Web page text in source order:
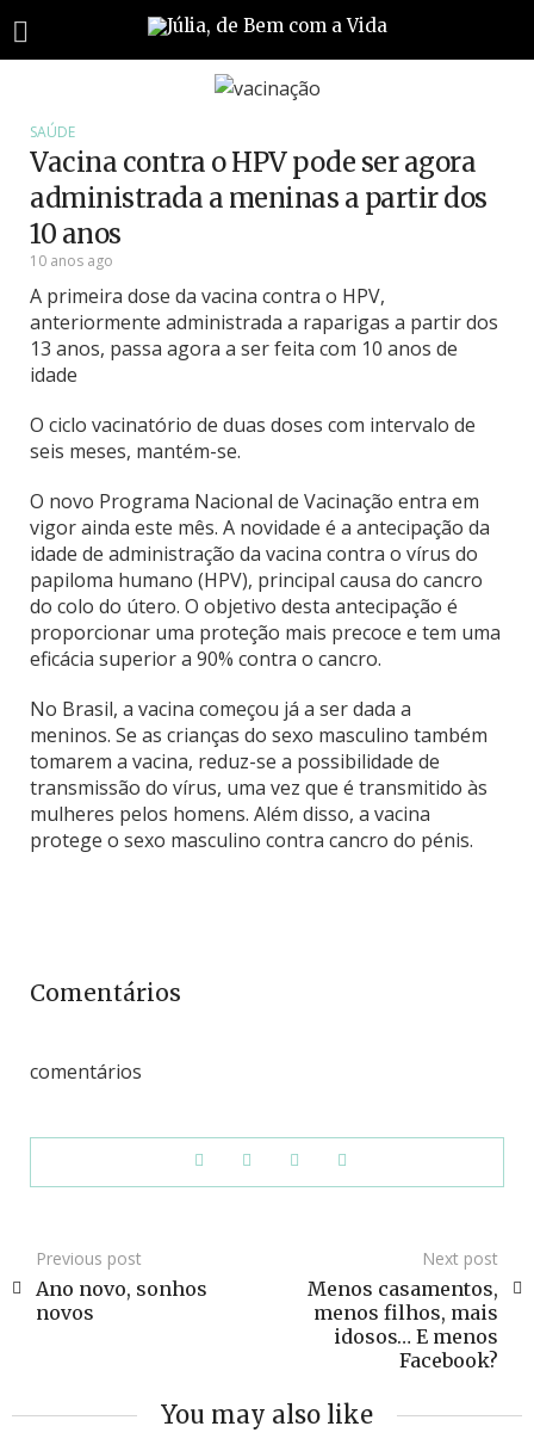
SAÚDE
Vacina contra o HPV pode ser agora
administrada a meninas a partir dos
10 anos
10 anos ago
A primeira dose da vacina contra o HPV,
anteriormente administrada a raparigas a partir dos
13 anos, passa agora a ser feita com 10 anos de
idade
O ciclo vacinatório de duas doses com intervalo de
seis meses, mantém-se.
O novo Programa Nacional de Vacinação entra em
vigor ainda este mês. A novidade é a antecipação da
idade de administração da vacina contra o vírus do
papiloma humano (HPV), principal causa do cancro
do colo do útero. O objetivo desta antecipação é
proporcionar uma proteção mais precoce e tem uma
eficácia superior a 90% contra o cancro.
No Brasil, a vacina começou já a ser dada a
meninos. Se as crianças do sexo masculino também
tomarem a vacina, reduz-se a possibilidade de
transmissão do vírus, uma vez que é transmitido às
mulheres pelos homens. Além disso, a vacina
protege o sexo masculino contra cancro do pénis.
Comentários
comentários
Previous post
Ano novo, sonhos
novos
Next post
Menos casamentos,
menos filhos, mais
idosos… E menos
Facebook?
You may also like